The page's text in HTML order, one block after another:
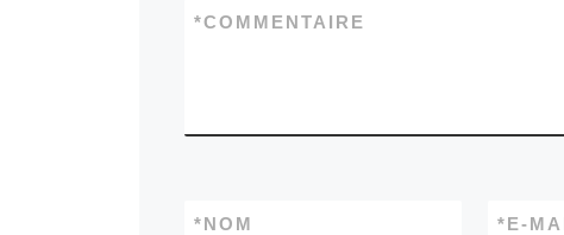
COMMENTAIRE
*
NOM
* E-
*